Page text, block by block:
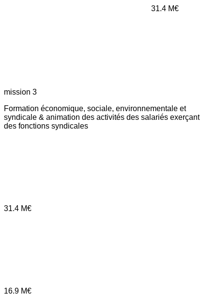
31.4 M€
mission 3
Formation économique, sociale, environnementale et
syndicale & animation des activités des salariés exerçant
des fonctions syndicales
31.4 M€
16.9 M€